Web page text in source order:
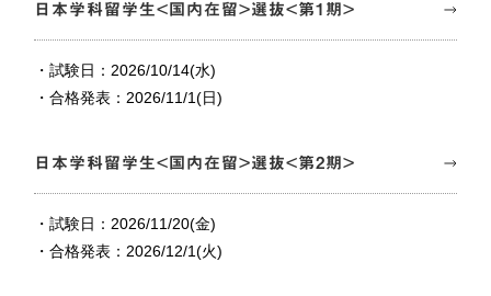
日本学科留学生<国内在留>選抜<第1期>
・試験日：2026/10/14(水)
・合格発表：2026/11/1(日)
日本学科留学生<国内在留>選抜<第2期>
・試験日：2026/11/20(金)
・合格発表：2026/12/1(火)